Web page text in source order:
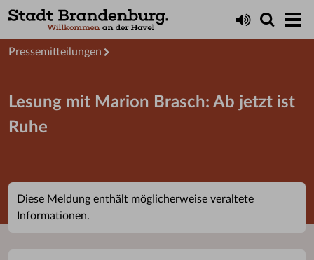
Presseservice
Pressemitteilungen
Lesung mit Marion Brasch: Ab jetzt ist
Ruhe
Diese Meldung enthält möglicherweise veraltete
Informationen.